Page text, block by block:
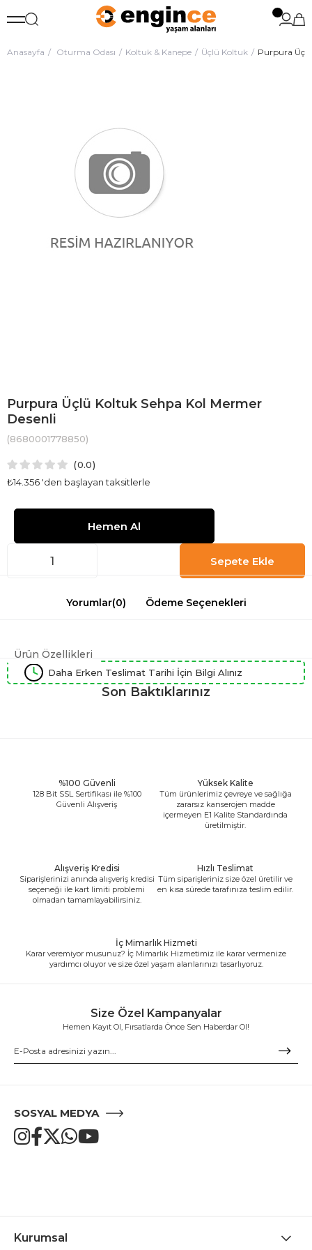
Anasayfa Oturma Odası Koltuk & Kanepe Üçlü Koltuk Purpura
Purpura Üçlü Koltuk Sehpa Kol Mermer
Desenli
(8680001778850)
0.0
₺14.356 'den başlayan taksitlerle
Yorumlar(0) Ödeme Seçenekleri
Ürün Özellikleri
Daha Erken Teslimat Tarihi İçin Bilgi Alınız
Son Baktıklarınız
%100 Güvenli
128 Bit SSL Sertifikası ile %100
Güvenli Alışveriş
Yüksek Kalite
Tüm ürünlerimiz çevreye ve sağlığa
zararsız kanserojen madde
içermeyen E1 Kalite Standardında
üretilmiştir.
Alışveriş Kredisi
Siparişlerinizi anında alışveriş kredisi
seçeneği ile kart limiti problemi
olmadan tamamlayabilirsiniz.
Hızlı Teslimat
Tüm siparişleriniz size özel üretilir ve
en kısa sürede tarafınıza teslim edilir.
İç Mimarlık Hizmeti
Karar veremiyor musunuz? İç Mimarlık Hizmetimiz ile karar vermenize
yardımcı oluyor ve size özel yaşam alanlarınızı tasarlıyoruz.
Size Özel Kampanyalar
Hemen Kayıt Ol, Fırsatlarda Önce Sen Haberdar Ol!
SOSYAL MEDYA
Kurumsal